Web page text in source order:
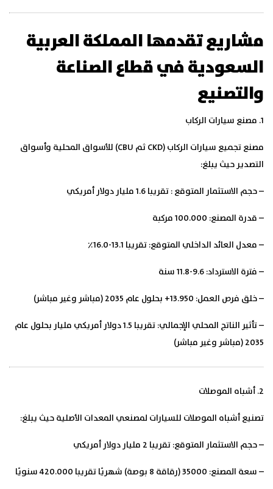
مشاريع تقدمها المملكة العربية
السعودية في قطاع الصناعة
والتصنيع
1. مصنع سيارات الركاب
مصنع تجميع سيارات الركاب (CKD ثم CBU) للأسواق المحلية وأسواق
التصدير حيث يبلغ:
– حجم الاستثمار المتوقع : تقريبا 1.6 مليار دولار أمريكي
– قدرة المصنع: 100.000 مركبة
– معدل العائد الداخلي المتوقع: تقريبا 13.1-16.0٪
– فترة الاسترداد: 9.6-11.8 سنة
– خلق فرص العمل: 13.950+ بحلول عام 2035 (مباشر وغير مباشر)
– تأثير الناتج المحلي الإجمالي: تقريبا 1.5 دولار أمريكي مليار بحلول عام
2035 (مباشر وغير مباشر)
2. أشباه الموصلات
تصنيع أشباه الموصلات للسيارات لمصنعي المعدات الأصلية حيث يبلغ:
– حجم الاستثمار المتوقع: تقريبا 2 مليار دولار أمريكي
– سعة المصنع: 35000 (رقاقة 8 بوصة) شهريًا تقريبا 420.000 سنويًا